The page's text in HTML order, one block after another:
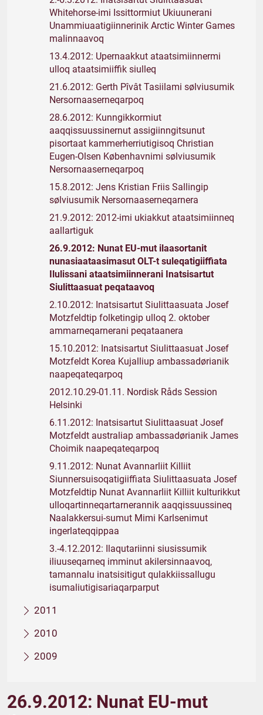
Whitehorse-imi Issittormiut Ukiuunerani
Unammiuaatigiinnerinik Arctic Winter Games
malinnaavoq
13.4.2012: Upernaakkut ataatsimiinnermi
ulloq ataatsimiiffik siulleq
21.6.2012: Gerth Pîvât Tasiilami sølviusumik
Nersornaaserneqarpoq
28.6.2012: Kunngikkormiut
aaqqissuussinernut assigiinngitsunut
pisortaat kammerherriutigisoq Christian
Eugen-Olsen Københavnimi sølviusumik
Nersornaaserneqarpoq
15.8.2012: Jens Kristian Friis Sallingip
sølviusumik Nersornaaserneqarnera
21.9.2012: 2012-imi ukiakkut ataatsimiinneq
aallartiguk
26.9.2012: Nunat EU-mut ilaasortanit
nunasiaataasimasut OLT-t suleqatigiiffiata
Ilulissani ataatsimiinnerani Inatsisartut
Siulittaasuat peqataavoq
2.10.2012: Inatsisartut Siulittaasuata Josef
Motzfeldtip folketingip ulloq 2. oktober
ammarneqarnerani peqataanera
15.10.2012: Inatsisartut Siulittaasuat Josef
Motzfeldt Korea Kujalliup ambassadørianik
naapeqateqarpoq
2012.10.29-01.11. Nordisk Råds Session
Helsinki
6.11.2012: Inatsisartut Siulittaasuat Josef
Motzfeldt australiap ambassadørianik James
Choimik naapeqateqarpoq
9.11.2012: Nunat Avannarliit Killiit
Siunnersuisoqatigiiffiata Siulittaasuata Josef
Motzfeldtip Nunat Avannarliit Killiit kulturikkut
ulloqartinneqartarnerannik aaqqissuussineq
Naalakkersui-sumut Mimi Karlsenimut
ingerlateqqippaa
3.-4.12.2012: Ilaqutariinni siusissumik
iliuuseqarneq imminut akilersinnaavoq,
tamannalu inatsisitigut qulakkiissallugu
isumaliutigisariaqarparput
2011
2010
2009
26.9.2012: Nunat EU-mut